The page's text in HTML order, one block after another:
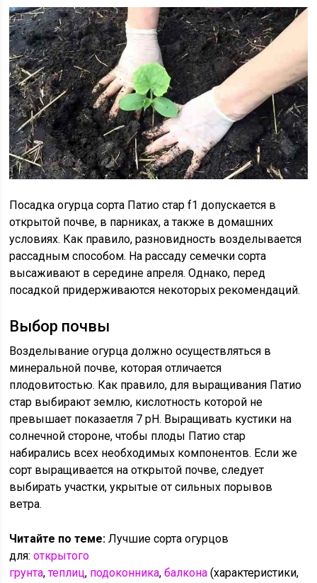
Посадка огурца сорта Патио стар f1 допускается в
открытой почве, в парниках, а также в домашних
условиях. Как правило, разновидность возделывается
рассадным способом. На рассаду семечки сорта
высаживают в середине апреля. Однако, перед
посадкой придерживаются некоторых рекомендаций.
Выбор почвы
Возделывание огурца должно осуществляться в
минеральной почве, которая отличается
плодовитостью. Как правило, для выращивания Патио
стар выбирают землю, кислотность которой не
превышает показаетля 7 рН. Выращивать кустики на
солнечной стороне, чтобы плоды Патио стар
набирались всех необходимых компонентов. Если же
сорт выращивается на открытой почве, следует
выбирать участки, укрытые от сильных порывов
ветра.
Читайте по теме:Лучшие сорта огурцов
для:открытого
грунта,теплиц, подоконника,балкона (характеристики,